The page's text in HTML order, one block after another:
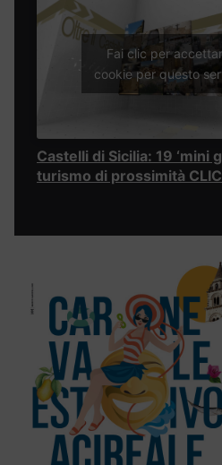
Fai clic per
cookie per questo
Castelli di Sicilia: 19 ‘mini
turismo di prossimità